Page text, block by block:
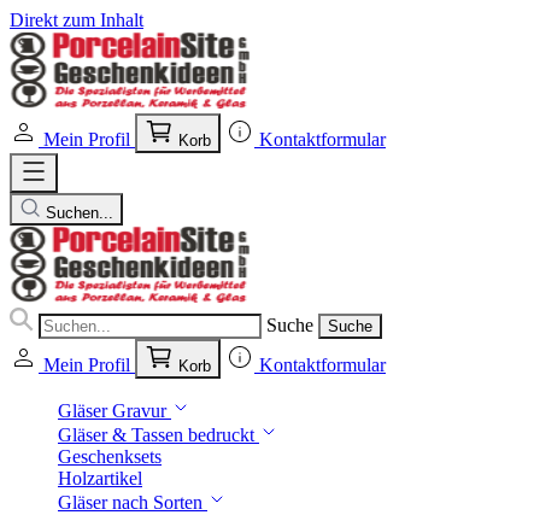
Direkt zum Inhalt
Mein Profil Korb Kontaktformular
Suchen...
Suche Suche
Mein Profil Korb Kontaktformular
Gläser Gravur
Gläser & Tassen bedruckt
Geschenksets
Holzartikel
Gläser nach Sorten